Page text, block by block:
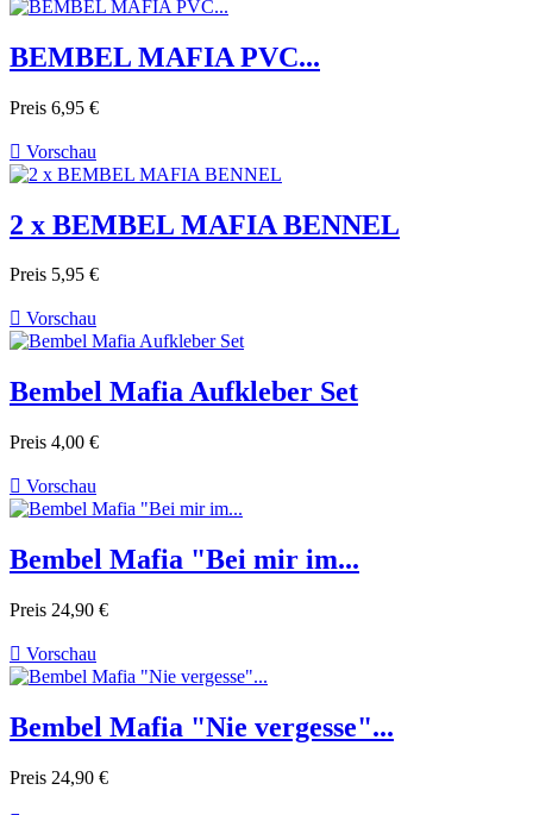
BEMBEL MAFIA PVC...
Preis 6,95 €
 Vorschau
2 x BEMBEL MAFIA BENNEL
Preis 5,95 €
 Vorschau
Bembel Mafia Aufkleber Set
Preis 4,00 €
 Vorschau
Bembel Mafia "Bei mir im...
Preis 24,90 €
 Vorschau
Bembel Mafia "Nie vergesse"...
Preis 24,90 €